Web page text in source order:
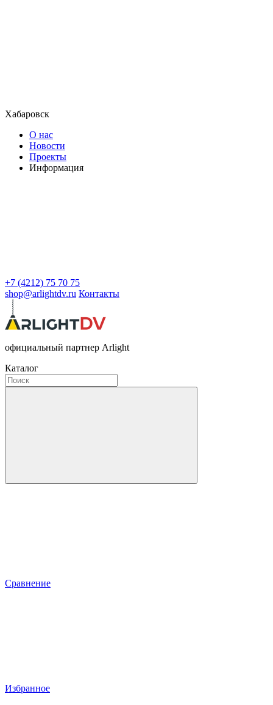
Хабаровск
О нас
Новости
Проекты
Информация
+7 (4212) 75 70 75
shop@arlightdv.ru Контакты
официальный партнер Arlight
Каталог
Сравнение
Избранное